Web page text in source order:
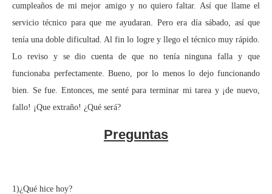
cumpleaños de mi mejor amigo y no quiero faltar. Así que llame el
servicio técnico para que me ayudaran. Pero era día sábado, así que
tenía una doble dificultad. Al fin lo logre y llego el técnico muy rápido.
Lo reviso y se dio cuenta de que no tenía ninguna falla y que
funcionaba perfectamente. Bueno, por lo menos lo dejo funcionando
bien. Se fue. Entonces, me senté para terminar mi tarea y ¡de nuevo,
fallo! ¡Que extraño! ¿Qué será?
Preguntas
1)¿Qué hice hoy?